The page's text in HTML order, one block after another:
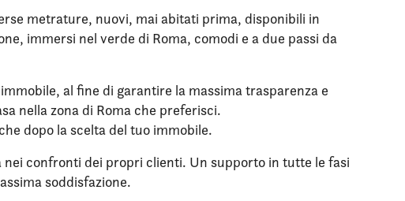
metrature, nuovi, mai abitati prima, disponibili in
immersi nel verde di Roma, comodi e a due passi da
al fine di garantire la massima trasparenza e
nella zona di Roma che preferisci.
dopo la scelta del tuo immobile.
nei confronti dei propri clienti. Un supporto in tutte le fasi
soddisfazione.